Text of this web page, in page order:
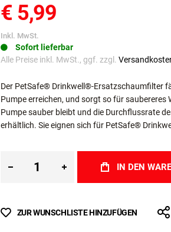
€ 5,99
Inkl. MwSt.
Sofort lieferbar
Alle Preise inkl. MwSt., ggf. zzgl.
Der PetSafe® Drinkwell®-Ersatzschaumfilter
Pumpe erreichen, und sorgt so für
Pumpe sauber bleibt und die Durchflussrate
erhältlich. Sie eignen sich für PetSafe®
IN DEN
ZUR WUNSCHLISTE HINZUFÜGEN